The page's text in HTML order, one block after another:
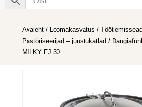
Avaleht/ Loomakasvatus /
Pastöriseerijad – juustukatlad /
MILKY FJ 30